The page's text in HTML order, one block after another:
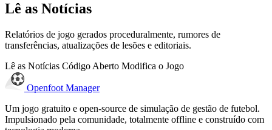
Lê as Notícias
Relatórios de jogo gerados proceduralmente, rumores de
transferências, atualizações de lesões e editoriais.
Lê as Notícias Código Aberto Modifica o Jogo
Openfoot Manager
Um jogo gratuito e open-source de simulação de gestão de futebol.
Impulsionado pela comunidade, totalmente offline e construído com